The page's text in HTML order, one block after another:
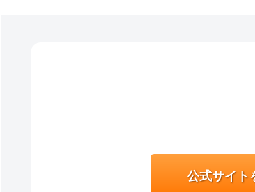
公式サイト